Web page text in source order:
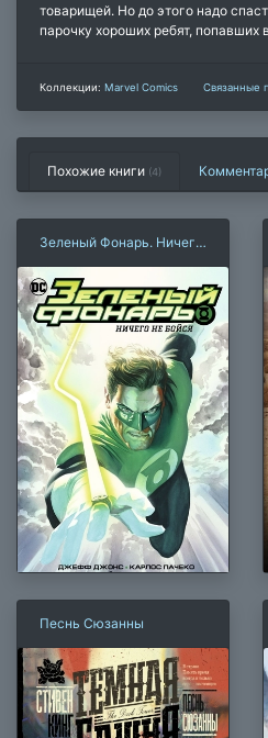
товарищей. Но до этого надо
парочку хороших ребят, попавших
Коллекции: Marvel Comics Связанные
Похожие книги (4)
Зеленый Фонарь. Ничего
Песнь Сюзанны